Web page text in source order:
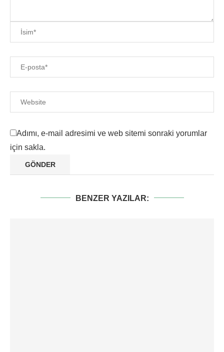
Adımı, e-mail adresimi ve web sitemi sonraki yorumlar
için sakla.
BENZER YAZILAR: